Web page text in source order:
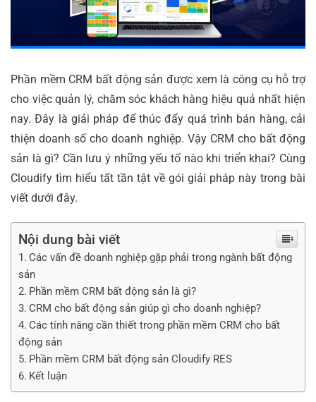
Phần mềm CRM bất động sản được xem là công cụ hỗ trợ
cho việc quản lý, chăm sóc khách hàng hiệu quả nhất hiện
nay. Đây là giải pháp để thúc đẩy quá trình bán hàng, cải
thiện doanh số cho doanh nghiệp. Vậy CRM cho bất động
sản là gì? Cần lưu ý những yếu tố nào khi triển khai? Cùng
Cloudify tìm hiểu tất tần tật về gói giải pháp này trong bài
viết dưới đây.
Nội dung bài viết
Các vấn đề doanh nghiệp gặp phải trong ngành bất động
sản
Phần mềm CRM bất động sản là gì?
CRM cho bất động sản giúp gì cho doanh nghiệp?
Các tính năng cần thiết trong phần mềm CRM cho bất
động sản
Phần mềm CRM bất động sản Cloudify RES
Kết luận